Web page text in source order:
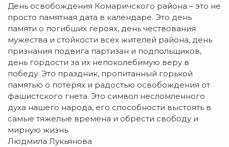
День освобождения Комаричского района – это не
просто памятная дата в календаре. Это день
памяти о погибших героях, день чествования
мужества и стойкости всех жителей района, день
признания подвига партизан и подпольщиков,
день гордости за их непоколебимую веру в
победу. Это праздник, пропитанный горькой
памятью о потерях и радостью освобождения от
фашистского гнета. Это символ несломленного
духа нашего народа, его способности выстоять в
самые тяжелые времена и обрести свободу и
мирную жизнь.
Людмила Лукьянова